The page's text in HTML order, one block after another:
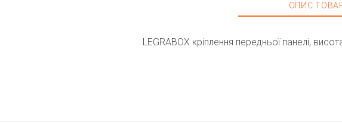
ОПИС
LEGRABOX кріплення передньої панелі,